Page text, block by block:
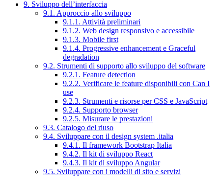
9. Sviluppo dell’interfaccia
9.1. Approccio allo sviluppo
9.1.1. Attività preliminari
9.1.2. Web design responsivo e accessibile
9.1.3. Mobile first
9.1.4. Progressive enhancement e Graceful
degradation
9.2. Strumenti di supporto allo sviluppo del software
9.2.1. Feature detection
9.2.2. Verificare le feature disponibili con Can I
use
9.2.3. Strumenti e risorse per CSS e JavaScript
9.2.4. Supporto browser
9.2.5. Misurare le prestazioni
9.3. Catalogo del riuso
9.4. Sviluppare con il design system .italia
9.4.1. Il framework Bootstrap Italia
9.4.2. Il kit di sviluppo React
9.4.3. Il kit di sviluppo Angular
9.5. Sviluppare con i modelli di sito e servizi